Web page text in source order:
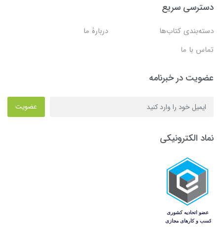
دسترسی سریع
دسته‌بندی کتاب‌ها
دربارۀ ما
تماس با ما
عضویت در خبرنامه
عضویت
نماد الکترونیکی